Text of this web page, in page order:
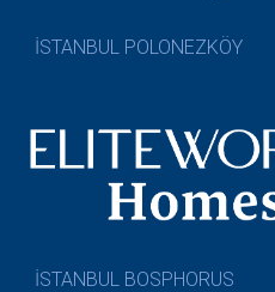
İSTANBUL POLONEZKÖY
İSTANBUL BOSPHORUS